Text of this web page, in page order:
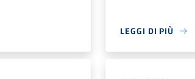
LEGGI DI PIÙ